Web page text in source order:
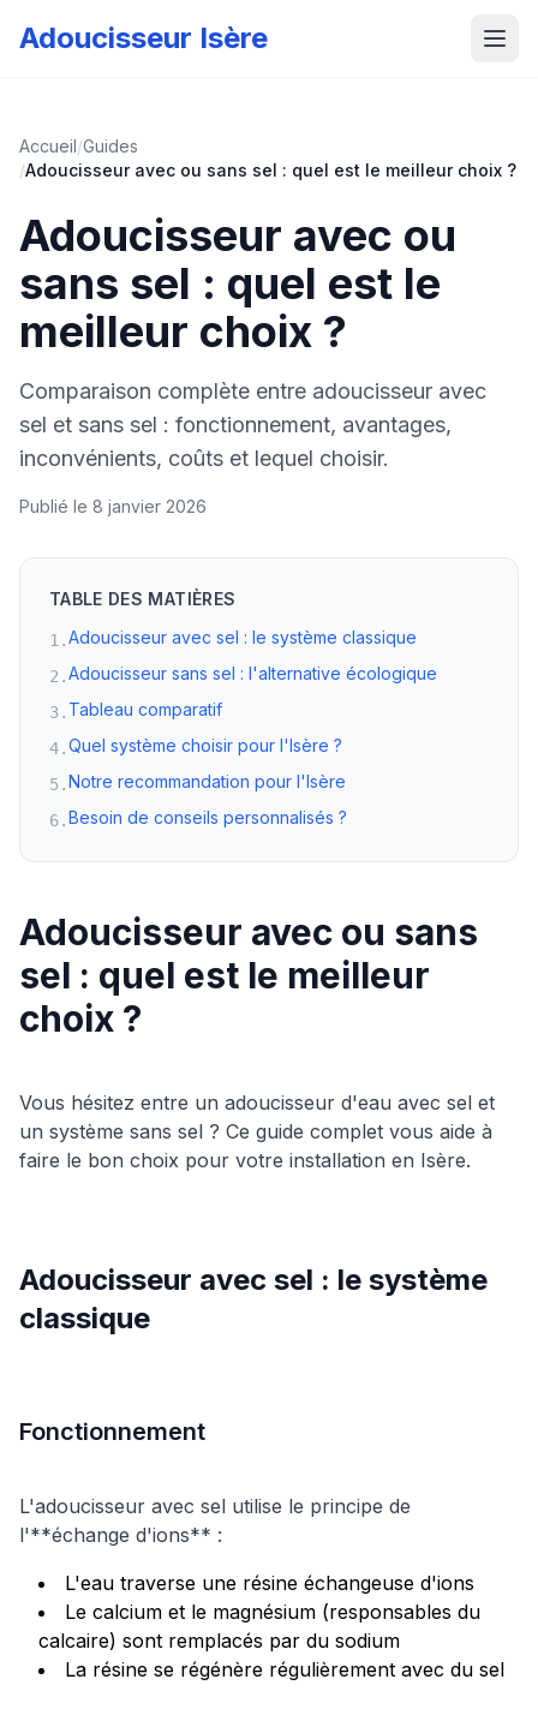
Adoucisseur Isère
Accueil/Guides
/Adoucisseur avec ou sans sel : quel est le meilleur choix ?
Adoucisseur avec ou
sans sel : quel est le
meilleur choix ?
Comparaison complète entre adoucisseur avec
sel et sans sel : fonctionnement, avantages,
inconvénients, coûts et lequel choisir.
Publié le 8 janvier 2026
TABLE DES MATIÈRES
1 .Adoucisseur avec sel : le système classique
2 .Adoucisseur sans sel : l'alternative écologique
3. Tableau comparatif
4.Quel système choisir pour l'Isère ?
5.Notre recommandation pour l'Isère
6.Besoin de conseils personnalisés ?
Adoucisseur avec ou sans
sel : quel est le meilleur
choix ?
Vous hésitez entre un adoucisseur d'eau avec sel et
un système sans sel ? Ce guide complet vous aide à
faire le bon choix pour votre installation en Isère.
Adoucisseur avec sel : le système
classique
Fonctionnement
L'adoucisseur avec sel utilise le principe de
l'**échange d'ions** :
L'eau traverse une résine échangeuse d'ions
Le calcium et le magnésium (responsables du
calcaire) sont remplacés par du sodium
La résine se régénère régulièrement avec du sel